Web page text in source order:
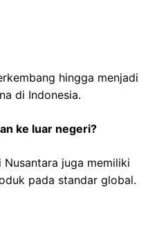
hingga menjadi
di Indonesia.
ke luar negeri?
Nusantara juga memiliki
pada standar global.